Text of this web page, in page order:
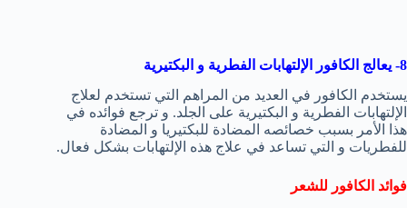
8- يعالج الكافور الإلتهابات الفطرية و البكتيرية
يستخدم الكافور في العديد من المراهم التي تستخدم لعلاج
الإلتهابات الفطرية و البكتيرية على الجلد. و ترجع فوائده في
هذا الأمر بسبب خصائصه المضادة للبكتيريا و المضادة
للفطريات و التي تساعد في علاج هذه الإلتهابات بشكل فعال.
فوائد الكافور للشعر